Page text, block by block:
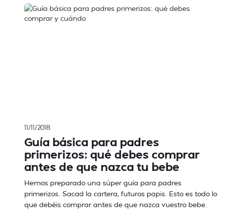
11/11/2018
Guía básica para padres
primerizos: qué debes comprar
antes de que nazca tu bebe
Hemos preparado una súper guía para padres
primerizos. Sacad la cartera, futuros papis. Esto es todo lo
que debéis comprar antes de que nazca vuestro bebe.